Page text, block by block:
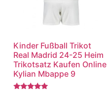
Kinder Fußball Trikot
Real Madrid 24-25 Heim
Trikotsatz Kaufen Online
Kylian Mbappe 9